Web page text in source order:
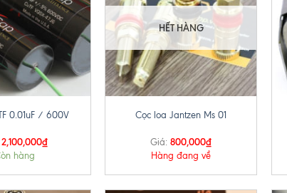
0.01uF / 600V
2,100,000₫
hàng
+
HẾT HÀNG
Cọc loa Jantzen Ms 01
Giá: 800,000₫
Hàng đang về